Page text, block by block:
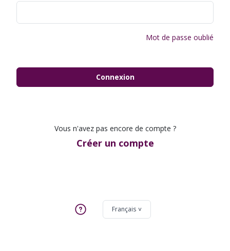
Mot de passe oublié
Connexion
Vous n'avez pas encore de compte ?
Créer un compte
Français